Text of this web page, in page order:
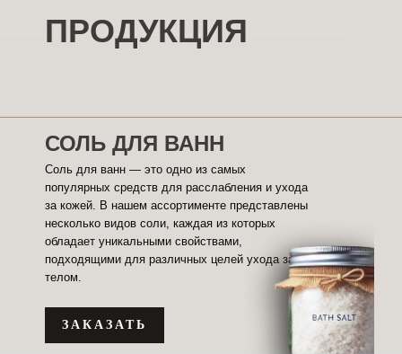
Соль для ванн — это одно из самых
популярных средств для расслабления и ухода
за кожей. В нашем ассортименте представлены
несколько видов соли, каждая из которых
обладает уникальными свойствами,
подходящими для различных целей ухода за
телом.
СОЛЬ ДЛЯ ВАНН
ПРОДУКЦИЯ
ЗАКАЗАТЬ